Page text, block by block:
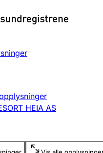
slette
HEIA AS